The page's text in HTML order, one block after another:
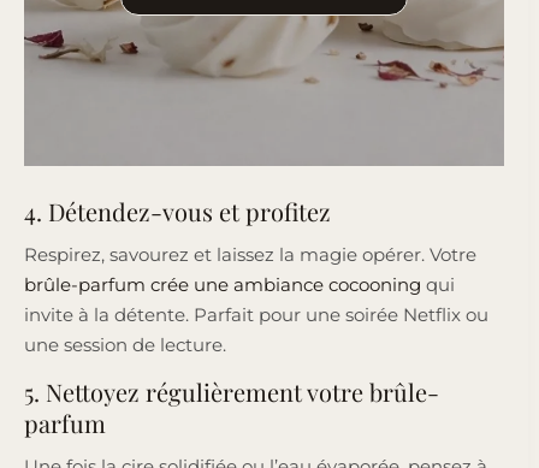
4. Détendez-vous et profitez
Respirez, savourez et laissez la magie opérer. Votre
brûle-parfum crée une ambiance cocooning qui
invite à la détente. Parfait pour une soirée Netflix ou
une session de lecture.
5. Nettoyez régulièrement votre brûle-
parfum